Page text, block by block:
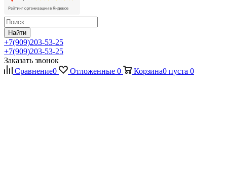
Найти
+7(909)203-53-25
+7(909)203-53-25
Заказать звонок
Сравнение0 Отложенные 0 Корзина0 пуста 0